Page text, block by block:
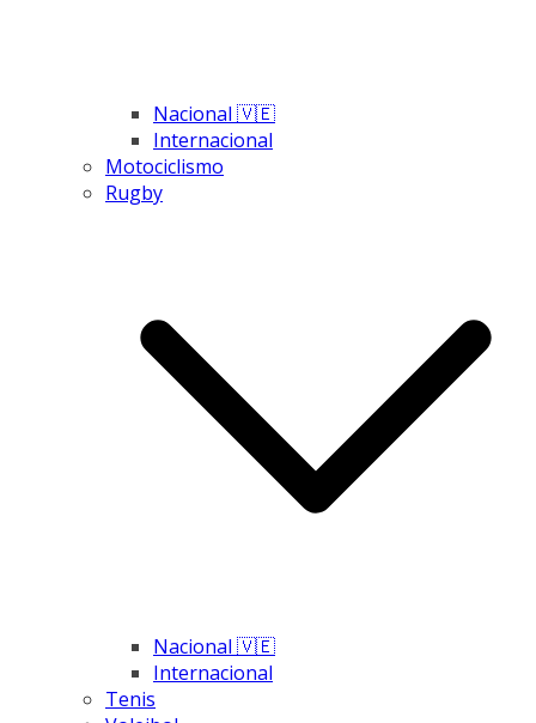
Nacional 🇻🇪
Internacional
Motociclismo
Rugby
Nacional 🇻🇪
Internacional
Tenis